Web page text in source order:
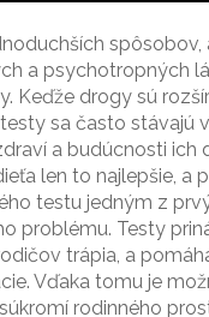
spôsobov,
a psychotropných
Keďže drogy sú
sa často stávajú
a budúcnosti ich
len to najlepšie, a
testu jedným z
problému. Testy
trápia, a
Vďaka tomu je
rodinného